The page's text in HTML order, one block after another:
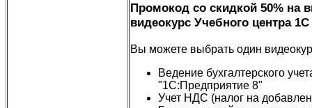
Промокод со скидкой 50% на
видеокурс Учебного центра
Вы можете выбрать один
Ведение бухгалтерского
"1С:Предприятие 8"
Учет НДС (налог на